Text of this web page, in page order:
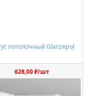
потолочный Glanzepol
628,00 ₽/шт